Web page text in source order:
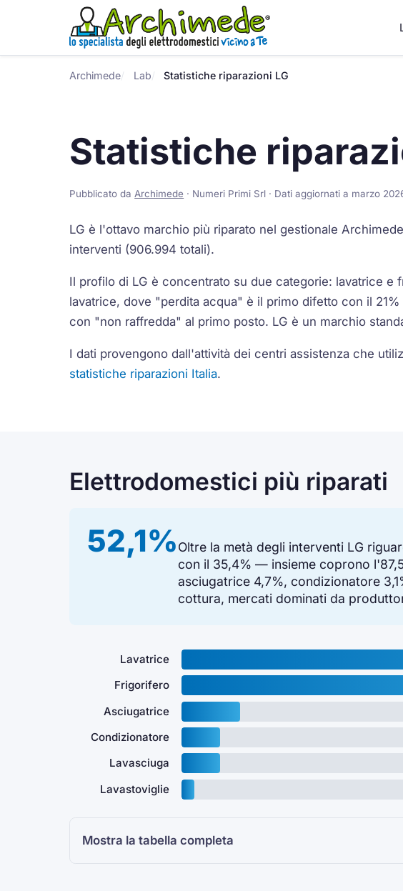
Archimede Lab Statistiche riparazioni LG
Statistiche
Pubblicato da Archimede · Numeri Primi Srl · Dati aggiornati a marzo
LG è l'ottavo marchio più riparato nel gestionale
interventi (906.994 totali).
Il profilo di LG è concentrato su due categorie: lavatrice
lavatrice, dove "perdita acqua" è il primo difetto con il
con "non raffredda" al primo posto. LG è un marchio
I dati provengono dall'attività dei centri assistenza che
statistiche riparazioni Italia.
Elettrodomestici più riparati
52,1%Oltre la metà degli interventi LG
con il 35,4% — insieme coprono
asciugatrice 4,7%, condizionatore
cottura, mercati dominati da
Lavatrice
Frigorifero
Asciugatrice
Condizionatore
Lavasciuga
Lavastoviglie
Mostra la tabella completa